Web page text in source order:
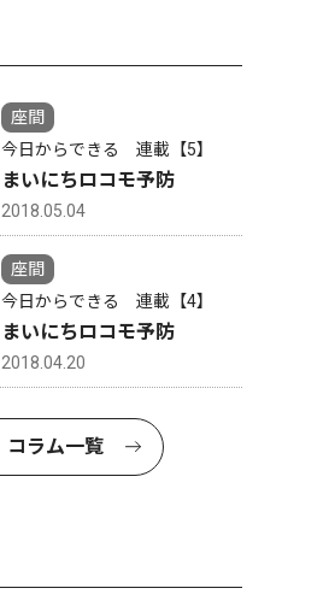
座間
今日からできる 連載【5】
まいにちロコモ予防
2018.05.04
座間
今日からできる 連載【4】
まいにちロコモ予防
2018.04.20
コラム一覧